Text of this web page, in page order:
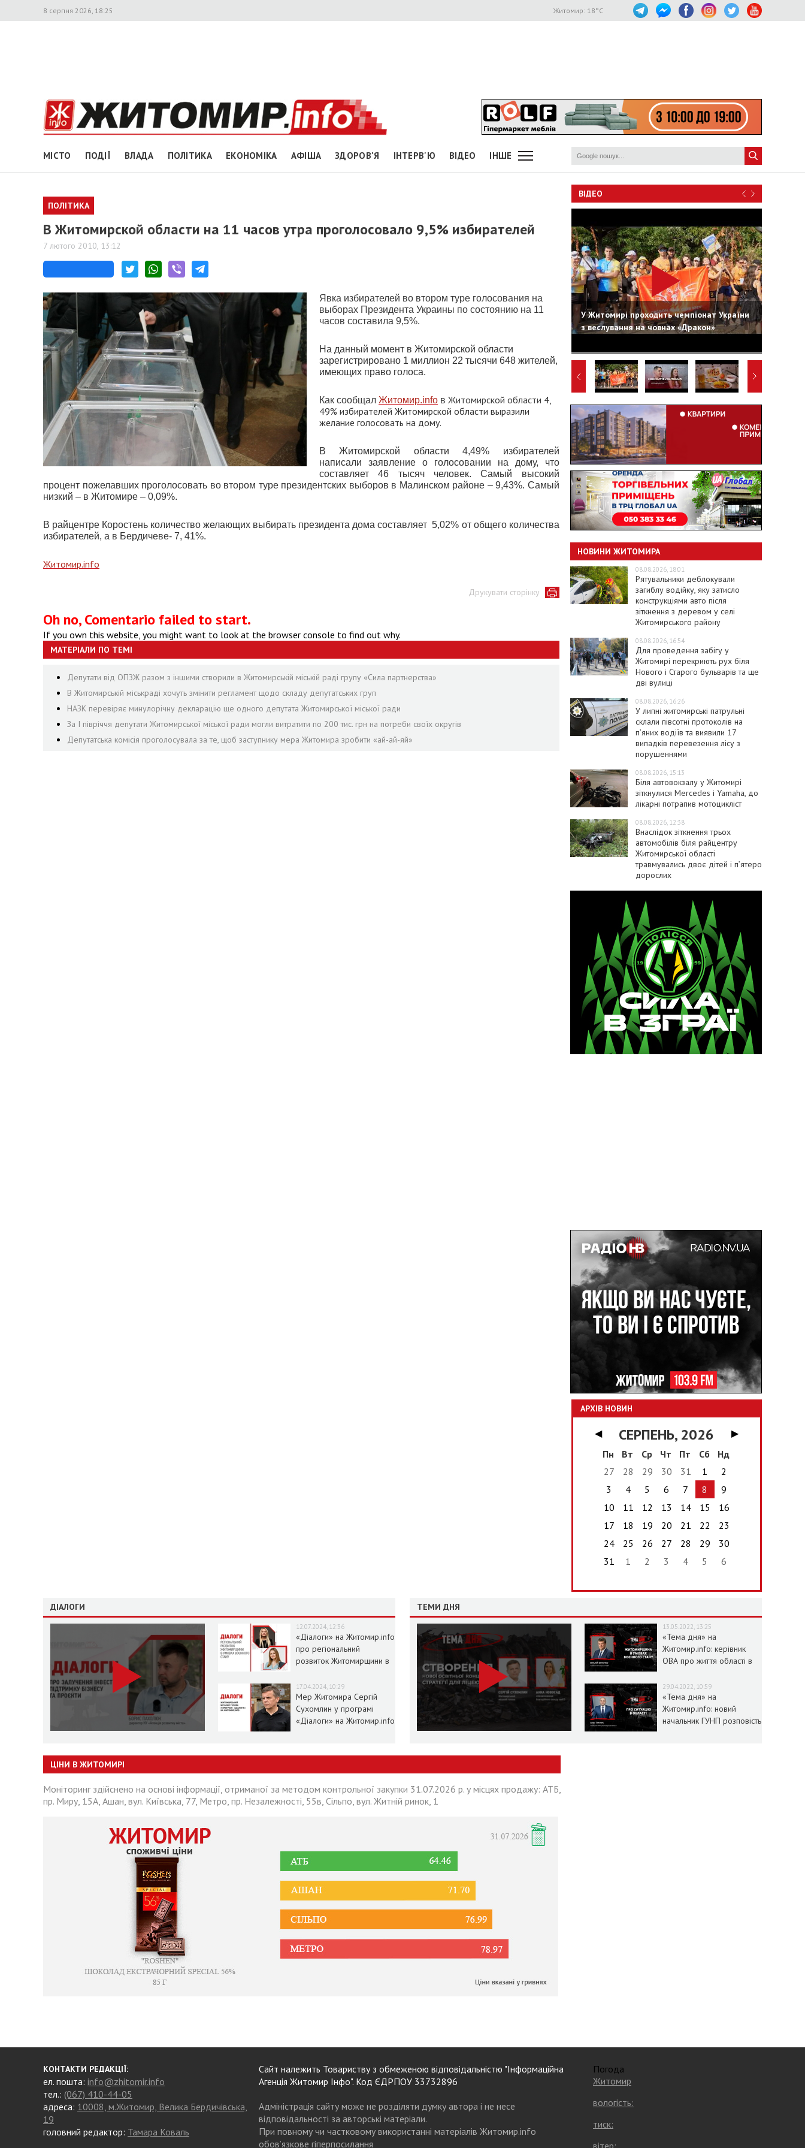
8 серпня 2026, 18:25 Житомир: 18°C
МІСТО ПОДІЇ ВЛАДА ПОЛІТИКА ЕКОНОМІКА АФІША ЗДОРОВ'Я ІНТЕРВ'Ю ВІДЕО ІНШЕ
ПОЛІТИКА
В Житомирской области на 11 часов утра проголосовало 9,5% избирателей
7 лютого 2010, 13:12
Явка избирателей во втором туре голосования на
выборах Президента Украины по состоянию на 11
часов составила 9,5%.
На данный момент в Житомирской области
зарегистрировано 1 миллион 22 тысячи 648 жителей,
имеющих право голоса.
Как сообщал Житомир.info в Житомирской области 4,
49% избирателей Житомирской области выразили
желание голосовать на дому.
В Житомирской области 4,49% избирателей
написали заявление о голосовании на дому, что
составляет 46 тысяч человек. Самый высокий
процент пожелавших проголосовать во втором туре президентских выборов в Малинском районе – 9,43%. Самый
низкий – в Житомире – 0,09%.
В райцентре Коростень количество желающих выбирать президента дома составляет 5,02% от общего количества
избирателей, а в Бердичеве- 7, 41%.
Житомир.info
Друкувати сторінку
Oh no, Comentario failed to start.
If you own this website, you might want to look at the browser console to find out why.
МАТЕРІАЛИ ПО ТЕМІ
Депутати від ОПЗЖ разом з іншими створили в Житомирській міській раді групу «Сила партнерства»
В Житомирській міськраді хочуть змінити регламент щодо складу депутатських груп
НАЗК перевіряє минулорічну декларацію ще одного депутата Житомирської міської ради
За І півріччя депутати Житомирської міської ради могли витратити по 200 тис. грн на потреби своїх округів
Депутатська комісія проголосувала за те, щоб заступнику мера Житомира зробити «ай-ай-яй»
ВІДЕО
У Житомирі проходить чемпіонат України
з веслування на човнах «Дракон»
НОВИНИ ЖИТОМИРА
08.08.2026, 18:01
Рятувальники деблокували
загиблу водійку, яку затисло
конструкціями авто після
зіткнення з деревом у селі
Житомирського району
08.08.2026, 16:54
Для проведення забігу у
Житомирі перекриють рух біля
Нового і Старого бульварів та ще
дві вулиці
08.08.2026, 16:26
У липні житомирські патрульні
склали півсотні протоколів на
пʼяних водіїв та виявили 17
випадків перевезення лісу з
порушеннями
08.08.2026, 15:13
Біля автовокзалу у Житомирі
зіткнулися Mercedes і Yamaha, до
лікарні потрапив мотоцикліст
08.08.2026, 12:38
Внаслідок зіткнення трьох
автомобілів біля райцентру
Житомирської області
травмувались двоє дітей і пʼятеро
дорослих
АРХІВ НОВИН
◀ СЕРПЕНЬ, 2026
▶
Пн
Вт Ср Чт Пт Сб
Нд
27
28 29 30 31 1
2
3
4 5 6 7 8
9
10
11 12 13 14 15
16
17
18 19 20 21 22
23
24
25 26 27 28 29
30
31
1 2 3 4 5 6
ДІАЛОГИ
12.07.2024, 12:36
«Діалоги» на Житомир.info
про регіональний
розвиток Житомирщини в
17.04.2024, 10:29
Мер Житомира Сергій
Сухомлин у програмі
«Діалоги» на Житомир.info
ТЕМИ ДНЯ
13.05.2022, 13:25
«Тема дня» на
Житомир.info: керівник
ОВА про життя області в
29.04.2022, 10:59
«Тема дня» на
Житомир.info: новий
начальник ГУНП розповість
ЦІНИ В ЖИТОМИРІ
Моніторинг здійснено на основі інформації, отриманої за методом контрольної закупки 31.07.2026 р. у місцях продажу: АТБ,
пр. Миру, 15А, Ашан, вул. Київська, 77, Метро, пр. Незалежності, 55в, Сільпо, вул. Житній ринок, 1
КОНТАКТИ РЕДАКЦІЇ:
ел. пошта: info@zhitomir.info
тел.: (067) 410-44-05
адреса: 10008, м.Житомир, Велика Бердичівська,
19
головний редактор: Тамара Коваль
Сайт належить Товариству з обмеженою відповідальністю "Інформаційна
Агенція Житомир Інфо". Код ЄДРПОУ 33732896
Адміністрація сайту може не розділяти думку автора і не несе
відповідальності за авторські матеріали.
При повному чи частковому використанні матеріалів Житомир.info
обов’язкове гіперпосилання
Погода
Житомир
вологість:
тиск:
вітер: